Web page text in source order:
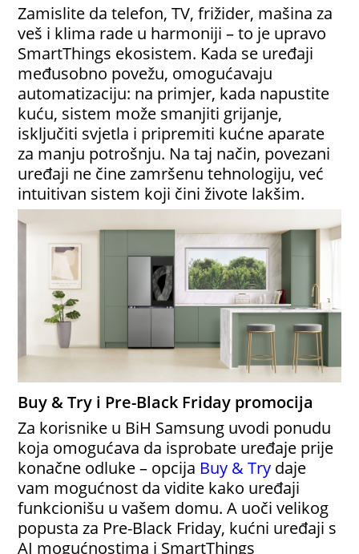
Zamislite da telefon, TV, frižider, mašina za
veš i klima rade u harmoniji – to je upravo
SmartThings ekosistem. Kada se uređaji
međusobno povežu, omogućavaju
automatizaciju: na primjer, kada napustite
kuću, sistem može smanjiti grijanje,
isključiti svjetla i pripremiti kućne aparate
za manju potrošnju. Na taj način, povezani
uređaji ne čine zamršenu tehnologiju, već
intuitivan sistem koji čini živote lakšim.
Buy & Try i Pre-Black Friday promocija
Za korisnike u BiH Samsung uvodi ponudu
koja omogućava da isprobate uređaje prije
konačne odluke – opcija Buy & Try daje
vam mogućnost da vidite kako uređaji
funkcionišu u vašem domu. A uoči velikog
popusta za Pre-Black Friday, kućni uređaji s
AI mogućnostima i SmartThings